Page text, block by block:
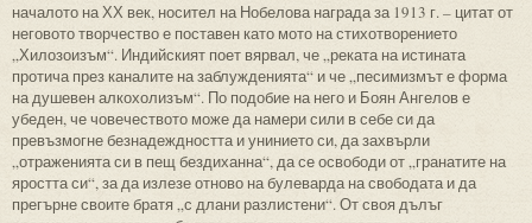
началото на ХХ век, носител на Нобелова награда за 1913 г. – цитат от
неговото творчество е поставен като мото на стихотворението
„Хилозоизъм“. Индийският поет вярвал, че „реката на истината
протича през каналите на заблужденията“ и че „песимизмът е форма
на душевен алкохолизъм“. По подобие на него и Боян Ангелов е
убеден, че човечеството може да намери сили в себе си да
превъзмогне безнадеждността и унинието си, да захвърли
„отраженията си в пещ бездиханна“, да се освободи от „гранатите на
яростта си“, за да излезе отново на булеварда на свободата и да
прегърне своите братя „с длани разлистени“. От своя дълъг